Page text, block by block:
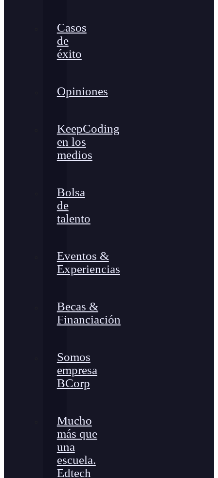
Casos
de
éxito
Opiniones
KeepCoding
en los
medios
Bolsa
de
talento
Eventos &
Experiencias
Becas &
Financiación
Somos
empresa
BCorp
Mucho
más que
una
escuela.
Edtech